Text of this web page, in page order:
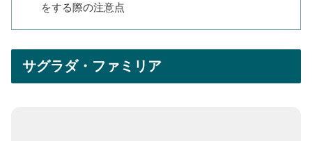
をする際の注意点
サグラダ・ファミリア